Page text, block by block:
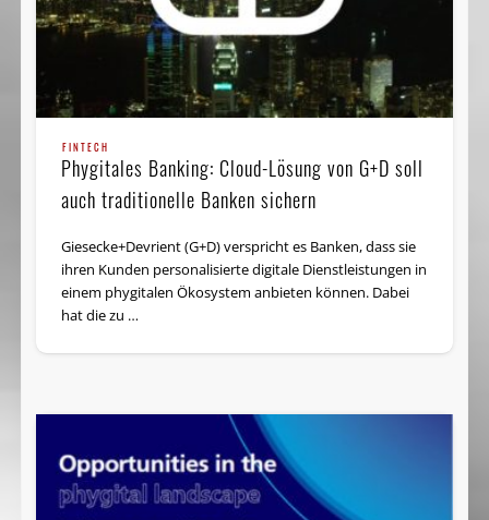
FINTECH
Phygitales Banking: Cloud-Lösung von G+D soll
auch traditionelle Banken sichern
Giesecke+Devrient (G+D) verspricht es Banken, dass sie
ihren Kunden personalisierte digitale Dienstleistungen in
einem phygitalen Ökosystem anbieten können. Dabei
hat die zu …